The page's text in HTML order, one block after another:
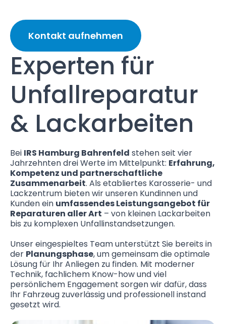
Kontakt aufnehmen
Experten für
Unfallreparatur
& Lackarbeiten
Bei IRS Hamburg Bahrenfeld stehen seit vier
Jahrzehnten drei Werte im Mittelpunkt: Erfahrung,
Kompetenz und partnerschaftliche
Zusammenarbeit. Als etabliertes Karosserie- und
Lackzentrum bieten wir unseren Kundinnen und
Kunden ein umfassendes Leistungsangebot für
Reparaturen aller Art – von kleinen Lackarbeiten
bis zu komplexen Unfallinstandsetzungen.
Unser eingespieltes Team unterstützt Sie bereits in
der Planungsphase, um gemeinsam die optimale
Lösung für Ihr Anliegen zu finden. Mit moderner
Technik, fachlichem Know-how und viel
persönlichem Engagement sorgen wir dafür, dass
Ihr Fahrzeug zuverlässig und professionell instand
gesetzt wird.